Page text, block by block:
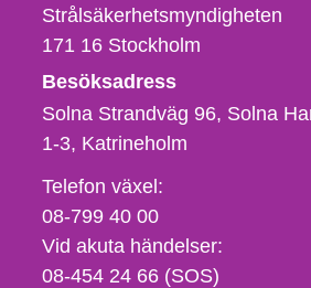
Strålsäkerhetsmyndigheten
171 16 Stockholm
Besöksadress
Solna Strandväg 96, Solna
1-3 Katrineholm
Telefon,
fax
och
e-
Telefon växel:
08-799 40 00
Vid akuta händelser:
08-454 24 66 (SOS)